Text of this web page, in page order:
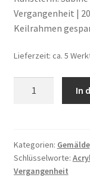
Vergangenheit |
Keilrahmen
Lieferzeit: ca. 5
Menge
In
Kategorien: Gemälde
Schlüsselworte:
Vergangenheit